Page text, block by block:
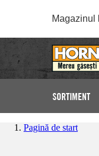
Magazinul
SORTIMENT
Pagină de start